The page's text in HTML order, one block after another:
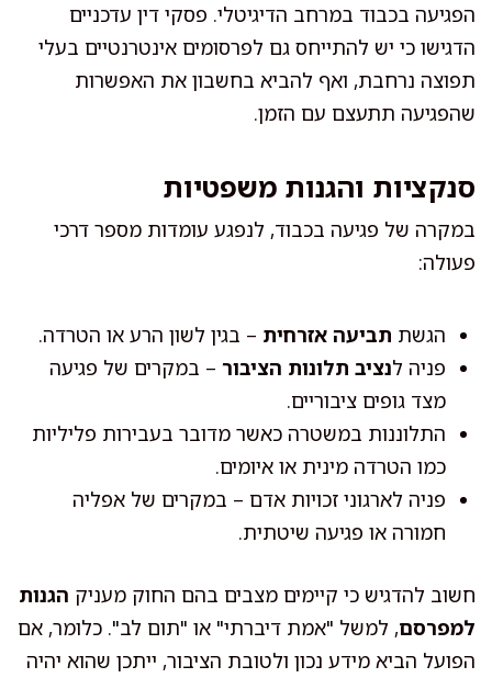
הפגיעה בכבוד במרחב הדיגיטלי. פסקי דין עדכניים
הדגישו כי יש להתייחס גם לפרסומים אינטרנטיים בעלי
תפוצה נרחבת, ואף להביא בחשבון את האפשרות
שהפגיעה תתעצם עם הזמן.
סנקציות והגנות משפטיות
במקרה של פגיעה בכבוד, לנפגע עומדות מספר דרכי
פעולה:
הגשת תביעה אזרחית – בגין לשון הרע או הטרדה.
פניה לנציב תלונות הציבור – במקרים של פגיעה
מצד גופים ציבוריים.
התלוננות במשטרה כאשר מדובר בעבירות פליליות
כמו הטרדה מינית או איומים.
פניה לארגוני זכויות אדם – במקרים של אפליה
חמורה או פגיעה שיטתית.
חשוב להדגיש כי קיימים מצבים בהם החוק מעניק הגנות
למפרסם, למשל "אמת דיברתי" או "תום לב". כלומר, אם
הפועל הביא מידע נכון ולטובת הציבור, ייתכן שהוא יהיה